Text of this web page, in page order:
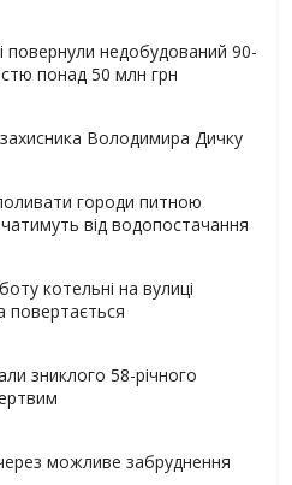
повернули недобудований 90-
понад 50 млн грн
Володимира Дичку
городи питною
від водопостачання
котельні на вулиці
повертається
зниклого 58-річного
можливе забруднення